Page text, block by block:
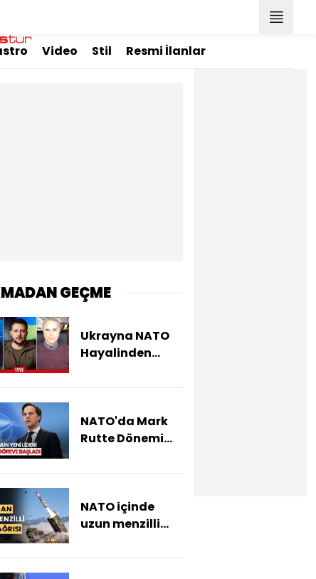
Video Stil Resmi İlanlar
GEÇME
Ukrayna NATO
Hayalinden
NATO'da Mark
Rutte Dönemi
NATO içinde
uzun menzilli
Füzeler